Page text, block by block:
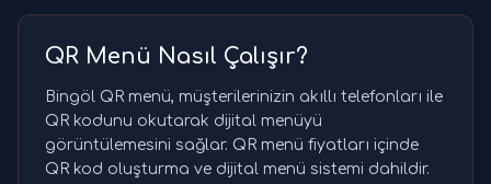
QR Menü Nasıl Çalışır?
Bingöl QR menü, müşterilerinizin akıllı telefonları ile
QR kodunu okutarak dijital menüyü
görüntülemesini sağlar. QR menü fiyatları içinde
QR kod oluşturma ve dijital menü sistemi dahildir.